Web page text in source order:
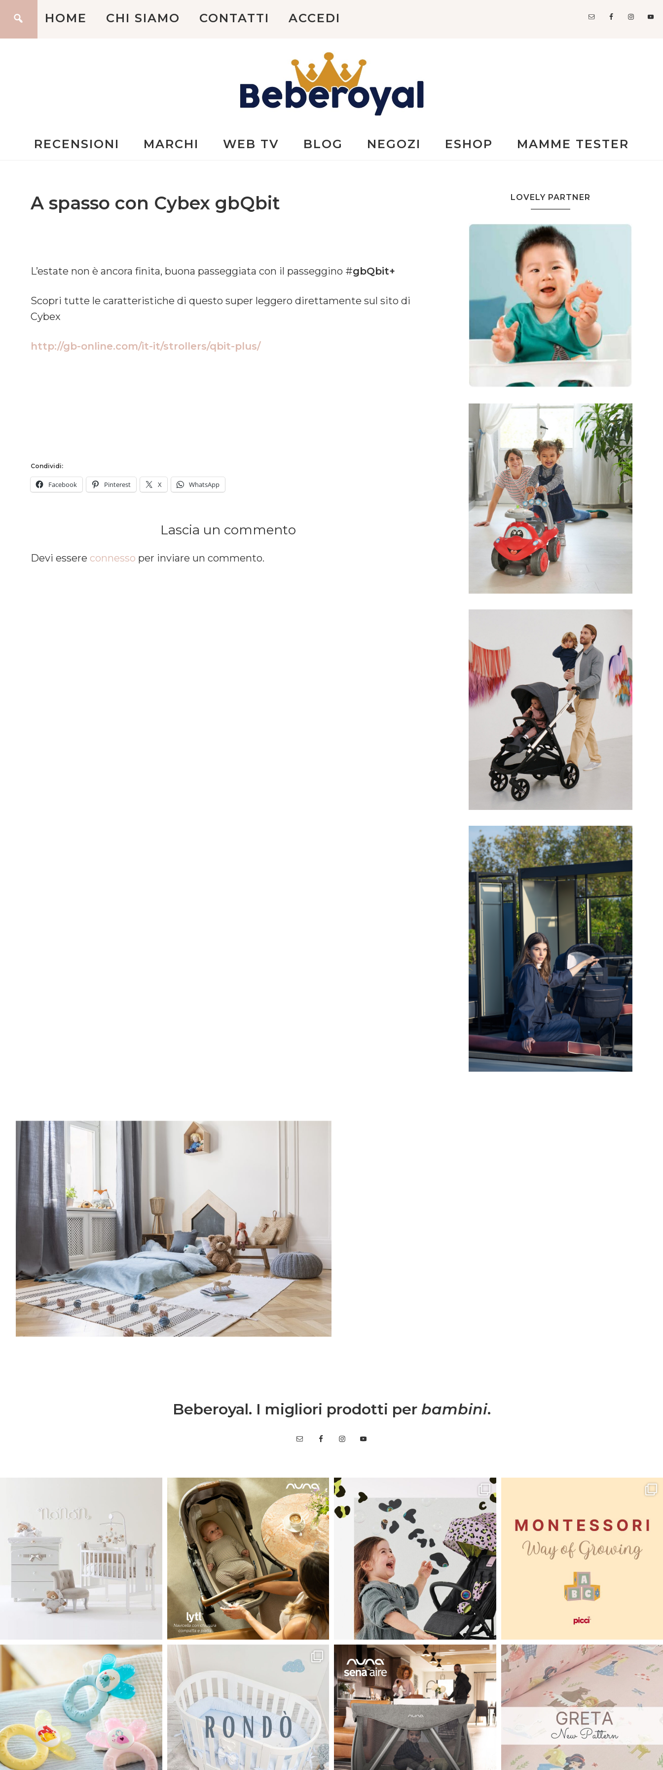
HOME CHI SIAMO CONTATTI ACCEDI
Beberoyal
RECENSIONI MARCHI WEB TV BLOG NEGOZI ESHOP MAMME TESTER
A spasso con Cybex gbQbit
L’estate non è ancora finita, buona passeggiata con il passeggino #gbQbit+
Scopri tutte le caratteristiche di questo super leggero direttamente sul sito di
Cybex
http://gb-online.com/it-it/strollers/qbit-plus/
Condividi:
Facebook Pinterest X WhatsApp
Lascia un commento
Devi essere connesso per inviare un commento.
LOVELY PARTNER
Entra anche tu nel mondo delle Royal Families: la nostra
community è grandissima e speciale.Una volta al mese riceverai
consigli per rendere più semplice l’organizzazione della tua
famiglia, grazie a spunti su genitorialità, crescita, cucina,
creatività, vita lavorativa. Entra anche tu nel mondo delle Royal
Families: la nostra community è grandissima e speciale.Una volta
al mese riceverai consigli per rendere più semplice
l’organizzazione della tua famiglia, grazie a spunti su genitorialità,
crescita, cucina, creatività, vita lavorativa.Entra anche tu nel
mondo delle Royal Families: la nostra community è grandissima
e speciale.Una volta al mese riceverai consigli per rendere più
semplice l’organizzazione della tua famiglia, grazie a spunti su
genitorialità, crescita, cucina, creatività, vita lavorativa.
Beberoyal. I migliori prodotti per bambini.